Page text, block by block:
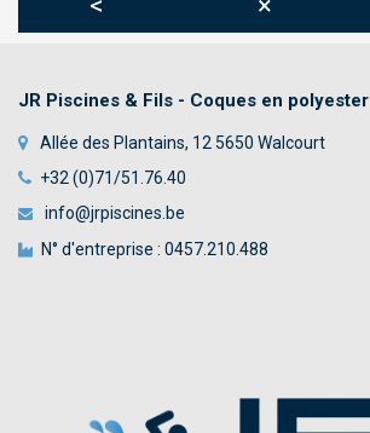
CHAUFFAGE
WELLNESS & SPA
NOUS CONTACTER
JR Piscines & Fils - Coques en polyester
Allée des Plantains, 12 5650 Walcourt
+32 (0)71/51.76.40
info@jrpiscines.be
N° d'entreprise : 0457.210.488